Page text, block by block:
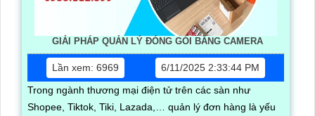
GIẢI PHÁP QUẢN LÝ ĐÓNG GÓI BẰNG CAMERA
Lần xem: 6969
6/11/2025 2:33:44 PM
Trong ngành thương mại điện tử trên các sàn như
Shopee, Tiktok, Tiki, Lazada,… quản lý đơn hàng là yếu